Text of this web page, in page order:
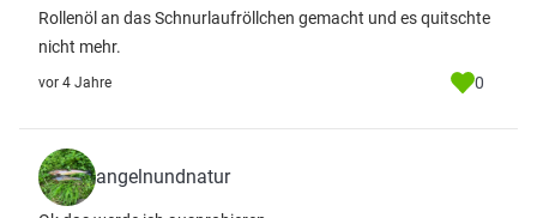
Rollenöl an das Schnurlaufröllchen gemacht und es quitschte
nicht mehr.
vor 4 Jahre 0
angelnundnatur